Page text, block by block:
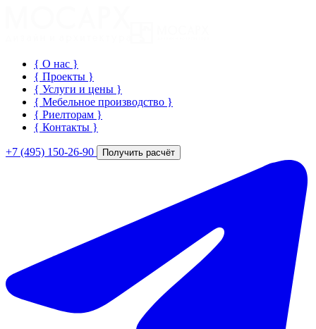
{ О нас }
{ Проекты }
{ Услуги и цены }
{ Мебельное производство }
{ Риелторам }
{ Контакты }
+7 (495) 150-26-90 Получить расчёт